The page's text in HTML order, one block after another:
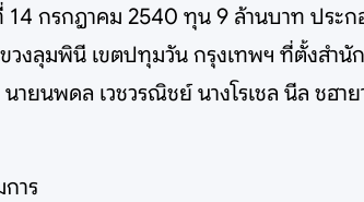
14 กรกฎาคม 2540 ทุน 9 ล้านบาท ประ
ลุมพินี เขตปทุมวัน กรุงเทพฯ ที่ตั้งสำนั
ยนพดล เวชวรณิชย์ นางโรเชล นีล ชฮ
าร